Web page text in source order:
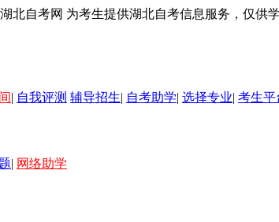
北自考网 为考生提供湖北自考信息服务，仅供
| 自我评测 辅导招生| 自考助学| 选择专业| 考生平
| 网络助学